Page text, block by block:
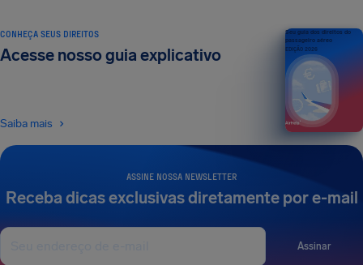
ASSINE NOSSA NEWSLETTER
Receba dicas exclusivas diretamente por e-mail
Assinar
CONHEÇA SEUS DIREITOS
Acesse nosso guia explicativo
Saiba mais
Seu guia dos direitos do
passageiro aéreo
EDIÇÃO 2026